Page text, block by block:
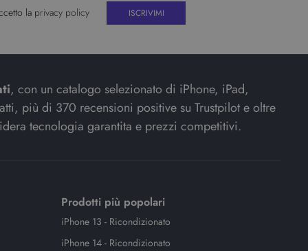
la privacy policy
, con un catalogo selezionato di iPhone, iPad,
più di 370 recensioni positive su Trustpilot e oltre
tecnologia garantita e prezzi competitivi.
Prodotti più popolari
iPhone 13 - Ricondizionato
iPhone 14 - Ricondizionato